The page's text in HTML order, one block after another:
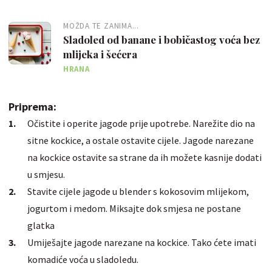
MOŽDA TE ZANIMA...
Sladoled od banane i bobičastog voća bez
mlijeka i šećera
HRANA
Priprema:
Očistite i operite jagode prije upotrebe. Narežite dio na
sitne kockice, a ostale ostavite cijele. Jagode narezane
na kockice ostavite sa strane da ih možete kasnije dodati
u smjesu.
Stavite cijele jagode u blender s kokosovim mlijekom,
jogurtom i medom. Miksajte dok smjesa ne postane
glatka
Umiješajte jagode narezane na kockice. Tako ćete imati
komadiće voća u sladoledu.